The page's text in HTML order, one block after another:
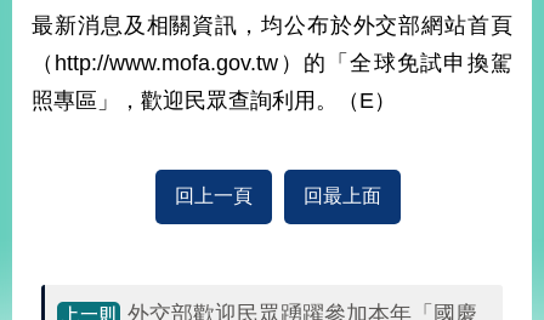
資
訊
國
際
最新消息及相關資訊，均公布於外交部網站首頁
（http://www.mofa.gov.tw）的「全球免試申換駕
照專區」，歡迎民眾查詢利用。（E）
回上一頁 回最上面
外交部歡迎民眾踴躍參加本年「國慶